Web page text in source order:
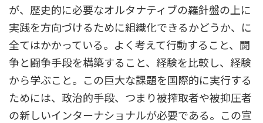
が、歴史的に必要なオルタナティブの羅針盤の上に
実践を方向づけるために組織化できるかどうか、に
全てはかかっている。よく考えて行動すること、闘
争と闘争手段を構築すること、経験を比較し、経験
から学ぶこと。この巨大な課題を国際的に実行する
ためには、政治的手段、つまり被搾取者や被抑圧者
の新しいインターナショナルが必要である。この宣